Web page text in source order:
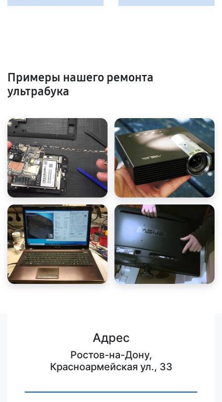
Примеры нашего ремонта
ультрабука
Адрес
Ростов-на-Дону,
Красноармейская ул., 33